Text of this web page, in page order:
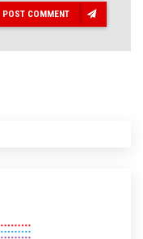
POST COMMENT